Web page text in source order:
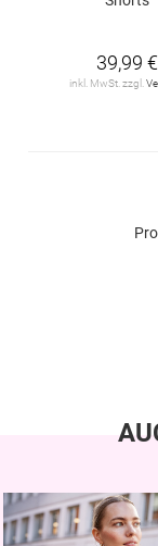
39,99 €
inkl. MwSt. zzgl.